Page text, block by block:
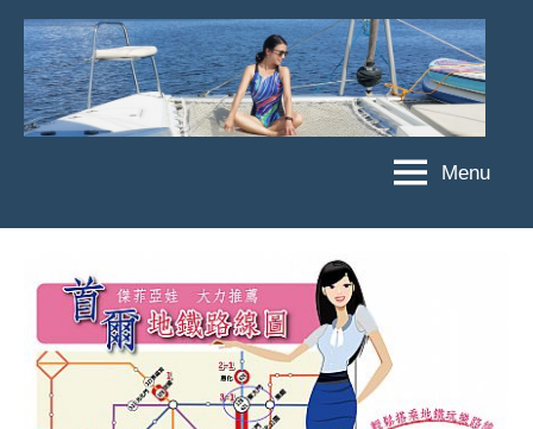
Skip
content
菲
JEFFIA
FANG
絲
Menu